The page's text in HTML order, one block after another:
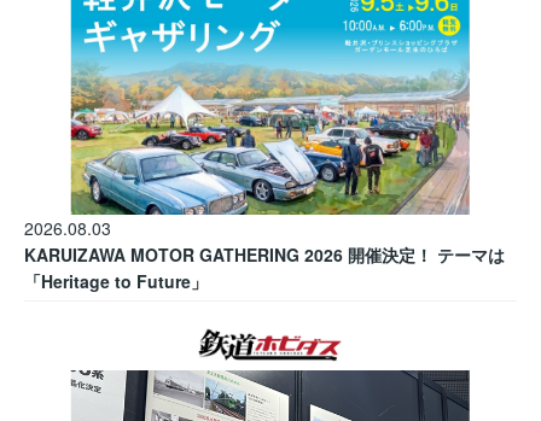
2026.08.03
KARUIZAWA MOTOR GATHERING 2026 開催決定！ テーマは
「Heritage to Future」